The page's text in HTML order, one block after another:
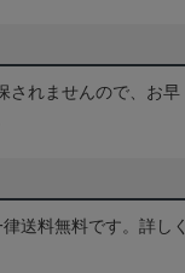
されませんので、お早
送料無料です。詳しく